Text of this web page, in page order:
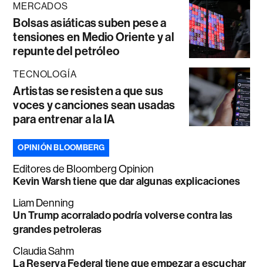
MERCADOS
Bolsas asiáticas suben pese a
tensiones en Medio Oriente y al
repunte del petróleo
TECNOLOGÍA
Artistas se resisten a que sus
voces y canciones sean usadas
para entrenar a la IA
OPINIÓN BLOOMBERG
Editores de Bloomberg Opinion
Kevin Warsh tiene que dar algunas explicaciones
Liam Denning
Un Trump acorralado podría volverse contra las
grandes petroleras
Claudia Sahm
La Reserva Federal tiene que empezar a escuchar